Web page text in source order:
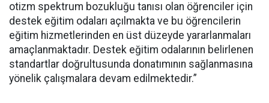
otizm spektrum bozukluğu tanısı olan öğrenciler için
destek eğitim odaları açılmakta ve bu öğrencilerin
eğitim hizmetlerinden en üst düzeyde yararlanmaları
amaçlanmaktadır. Destek eğitim odalarının belirlenen
standartlar doğrultusunda donatımının sağlanmasına
yönelik çalışmalara devam edilmektedir.”